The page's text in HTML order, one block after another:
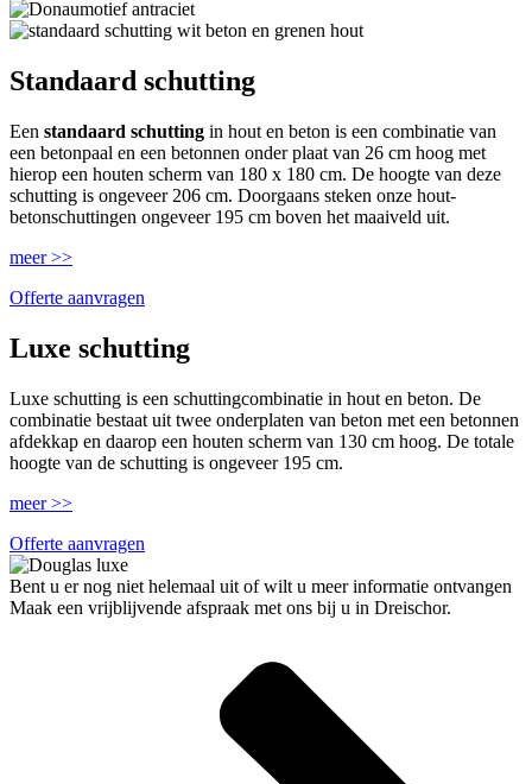
Standaard schutting
Een standaard schutting in hout en beton is een combinatie van
een betonpaal en een betonnen onder plaat van 26 cm hoog met
hierop een houten scherm van 180 x 180 cm. De hoogte van deze
schutting is ongeveer 206 cm. Doorgaans steken onze hout-
betonschuttingen ongeveer 195 cm boven het maaiveld uit.
meer >>
Offerte aanvragen
Luxe schutting
Luxe schutting is een schuttingcombinatie in hout en beton. De
combinatie bestaat uit twee onderplaten van beton met een betonnen
afdekkap en daarop een houten scherm van 130 cm hoog. De totale
hoogte van de schutting is ongeveer 195 cm.
meer >>
Offerte aanvragen
Bent u er nog niet helemaal uit of wilt u meer informatie ontvangen
Maak een vrijblijvende afspraak met ons bij u in Dreischor.